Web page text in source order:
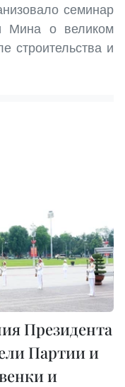
семинар
Мина о великом
строительства и
Президента
Партии и
и